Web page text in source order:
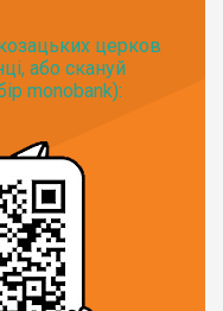
церков
або скануй
monobank):